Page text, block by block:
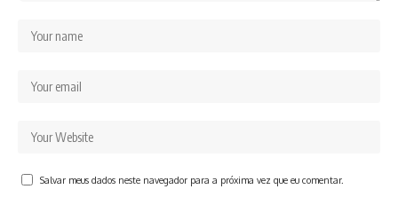
Salvar meus dados neste navegador para a próxima vez que eu comentar.